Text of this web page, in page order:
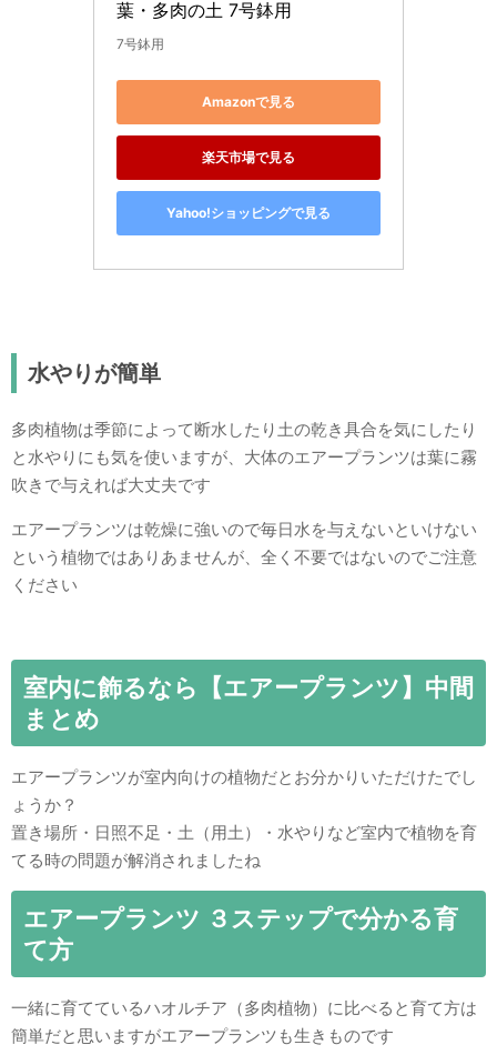
葉・多肉の土 7号鉢用
7号鉢用
Amazonで見る
楽天市場で見る
Yahoo!ショッピングで見る
水やりが簡単
多肉植物は季節によって断水したり土の乾き具合を気にしたり
と水やりにも気を使いますが、大体のエアープランツは葉に霧
吹きで与えれば大丈夫です
エアープランツは乾燥に強いので毎日水を与えないといけない
という植物ではありあませんが、全く不要ではないのでご注意
ください
室内に飾るなら【エアープランツ】中間
まとめ
エアープランツが室内向けの植物だとお分かりいただけたでし
ょうか？
置き場所・日照不足・土（用土）・水やりなど室内で植物を育
てる時の問題が解消されましたね
エアープランツ ３ステップで分かる育
て方
一緒に育てているハオルチア（多肉植物）に比べると育て方は
簡単だと思いますがエアープランツも生きものです